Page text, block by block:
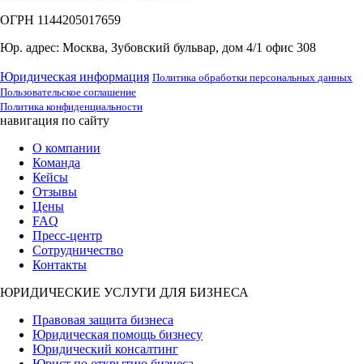
ОГРН 1144205017659
Юр. адрес: Москва, Зубовский бульвар, дом 4/1 офис 308
Юридическая информация Политика обработки персональных данных
Пользовательское соглашение
Политика конфиденциальности
навигация по сайту
О компании
Команда
Кейсы
Отзывы
Цены
FAQ
Пресс-центр
Сотрудничество
Контакты
ЮРИДИЧЕСКИЕ УСЛУГИ ДЛЯ БИЗНЕСА
Правовая защита бизнеса
Юридическая помощь бизнесу
Юридический консалтинг